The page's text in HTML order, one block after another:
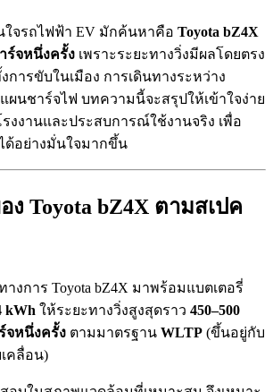
จรถไฟฟ้า EV มักค้นหาคือ Toyota bZ4X
ร์จหนึ่งครั้ง เพราะระยะทางวิ่งมีผลโดยตรง
การขับในเมือง การเดินทางระหว่าง
ผนชาร์จไฟ บทความนี้จะสรุปให้เข้าใจง่าย
งงานและประสบการณ์ใช้งานจริง เพื่อ
อย่างมั่นใจมากขึ้น
ง Toyota bZ4X ตามสเปค
งการ Toyota bZ4X มาพร้อมแบตเตอรี่
kWh ให้ระยะทางวิ่งสูงสุดราว 450–500
จหนึ่งครั้ง ตามมาตรฐาน WLTP (ขึ้นอยู่กับ
คลื่อน)